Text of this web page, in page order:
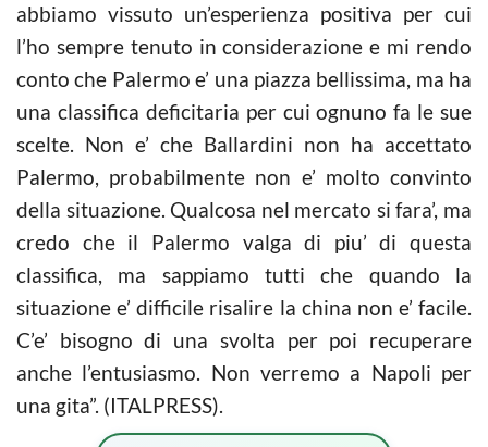
abbiamo vissuto un’esperienza positiva per cui
l’ho sempre tenuto in considerazione e mi rendo
conto che Palermo e’ una piazza bellissima, ma ha
una classifica deficitaria per cui ognuno fa le sue
scelte. Non e’ che Ballardini non ha accettato
Palermo, probabilmente non e’ molto convinto
della situazione. Qualcosa nel mercato si fara’, ma
credo che il Palermo valga di piu’ di questa
classifica, ma sappiamo tutti che quando la
situazione e’ difficile risalire la china non e’ facile.
C’e’ bisogno di una svolta per poi recuperare
anche l’entusiasmo. Non verremo a Napoli per
una gita”. (ITALPRESS).